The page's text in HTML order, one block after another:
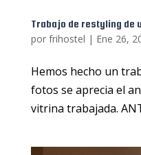
Trabajo de restyling de
por frihostel | Ene 26,
Hemos hecho un
fotos se aprecia el
vitrina trabajada.